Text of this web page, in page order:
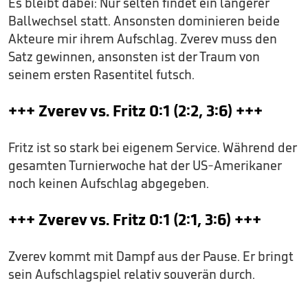
Ballwechsel statt. Ansonsten dominieren beide
Akteure mir ihrem Aufschlag. Zverev muss den
Satz gewinnen, ansonsten ist der Traum von
seinem ersten Rasentitel futsch.
+++ Zverev vs. Fritz 0:1 (2:2, 3:6) +++
Fritz ist so stark bei eigenem Service. Während der
gesamten Turnierwoche hat der US-Amerikaner
noch keinen Aufschlag abgegeben.
+++ Zverev vs. Fritz 0:1 (2:1, 3:6) +++
Zverev kommt mit Dampf aus der Pause. Er bringt
sein Aufschlagspiel relativ souverän durch.